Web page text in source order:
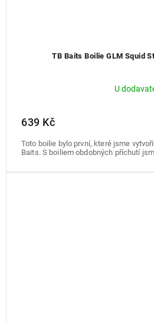
TB Baits Boilie GLM Squid
U
639 Kč
Toto boilie bylo první, které jsme
Baits. S boiliem obdobných příchutí